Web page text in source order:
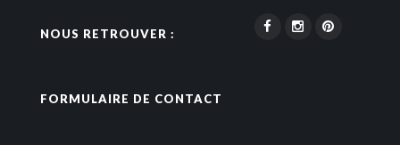
NOUS RETROUVER :
FORMULAIRE DE CONTACT